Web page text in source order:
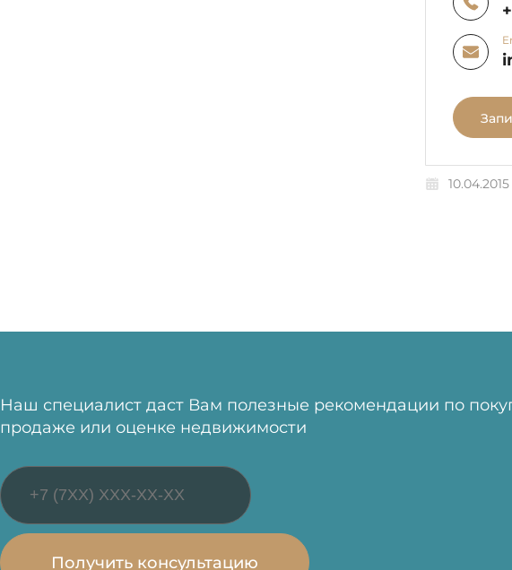
10.04.2015
Наш специалист даст Вам полезные рекомендации по
продаже или оценке недвижимости